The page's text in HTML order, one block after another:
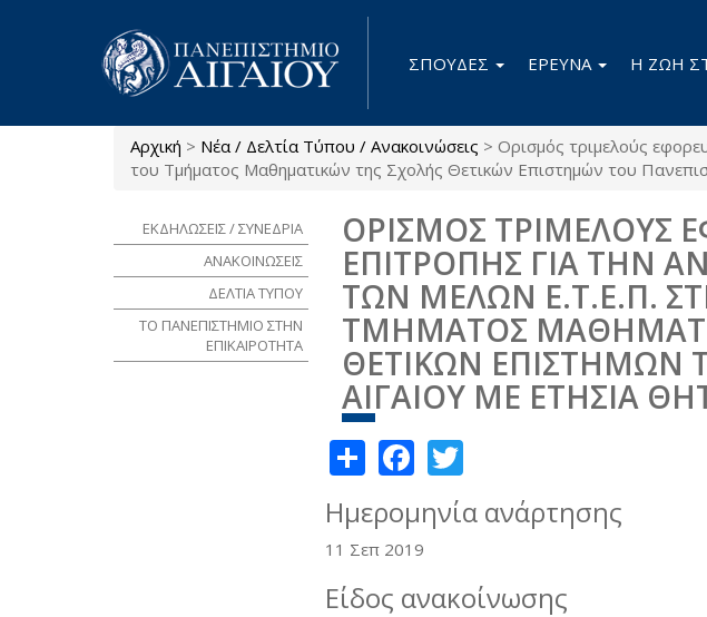
ΣΠΟΥΔΕΣ ΕΡΕΥΝΑ Η ΖΩΗ
Είστε εδώ
Αρχική > Νέα / Δελτία Τύπου / Ανακοινώσεις > Ορισμός τριμελούς
του Τμήματος Μαθηματικών της Σχολής Θετικών Επιστημών του
ΟΡΙΣΜΟΣ ΤΡΙΜΕΛΟΥΣ
ΕΠΙΤΡΟΠΗΣ ΓΙΑ ΤΗΝ
ΤΩΝ ΜΕΛΩΝ Ε.Τ.Ε.Π.
ΤΜΗΜΑΤΟΣ
ΘΕΤΙΚΩΝ ΕΠΙΣΤΗΜΩΝ
ΑΙΓΑΙΟΥ ΜΕ ΕΤΗΣΙΑ
ShareFacebook
Ημερομηνία ανάρτησης
11 Σεπ 2019
Είδος ανακοίνωσης
ΕΚΔΗΛΩΣΕΙΣ / ΣΥΝΕΔΡΙΑ
ΑΝΑΚΟΙΝΩΣΕΙΣ
ΔΕΛΤΙΑ ΤΥΠΟΥ
ΤΟ ΠΑΝΕΠΙΣΤΗΜΙΟ ΣΤΗΝ
ΕΠΙΚΑΙΡΟΤΗΤΑ